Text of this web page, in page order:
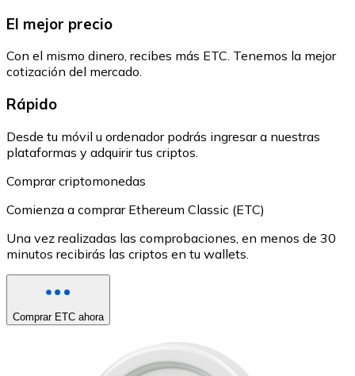
El mejor precio
Con el mismo dinero, recibes más ETC. Tenemos la mejor
cotización del mercado.
Rápido
Desde tu móvil u ordenador podrás ingresar a nuestras
plataformas y adquirir tus criptos.
Comprar criptomonedas
Comienza a comprar Ethereum Classic (ETC)
Una vez realizadas las comprobaciones, en menos de 30
minutos recibirás las criptos en tu wallets.
Comprar ETC ahora